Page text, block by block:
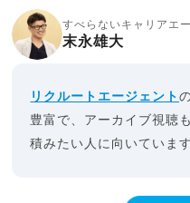
すべらないキャリアエ
末永雄大
リクルートエージェント
豊富で、アーカイブ視聴
積みたい人に向いています